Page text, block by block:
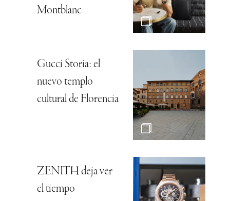
Montblanc
Gucci Storia: el
nuevo templo
cultural de Florencia
ZENITH deja ver
el tiempo